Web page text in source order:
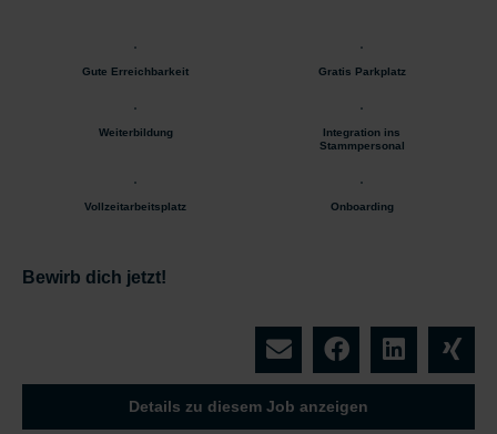
Gute Erreichbarkeit Gratis Parkplatz
Weiterbildung
Integration ins
Stammpersonal
Vollzeitarbeitsplatz Onboarding
Bewirb dich jetzt!
Details zu diesem Job anzeigen